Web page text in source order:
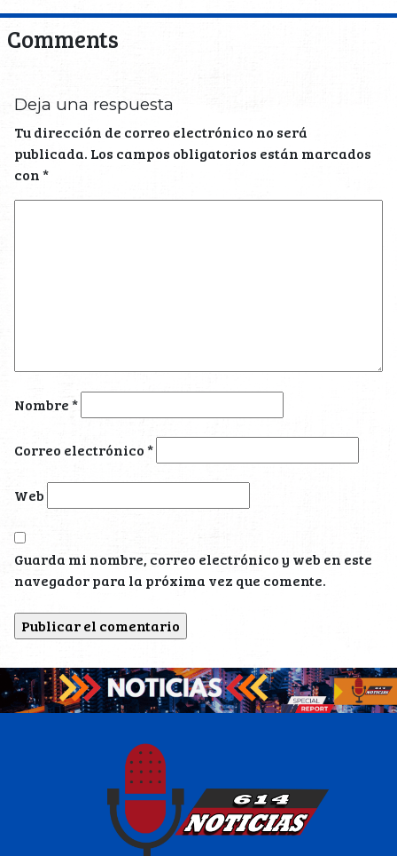
Comments
Deja una respuesta
Tu dirección de correo electrónico no será
publicada. Los campos obligatorios están marcados
con*
Nombre*
Correo electrónico*
Web
Guarda mi nombre, correo electrónico y web en este
navegador para la próxima vez que comente.